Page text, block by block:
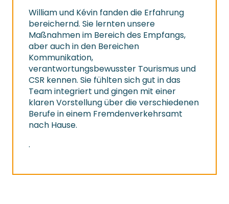
William und Kévin fanden die Erfahrung
bereichernd. Sie lernten unsere
Maßnahmen im Bereich des Empfangs,
aber auch in den Bereichen
Kommunikation,
verantwortungsbewusster Tourismus und
CSR kennen. Sie fühlten sich gut in das
Team integriert und gingen mit einer
klaren Vorstellung über die verschiedenen
Berufe in einem Fremdenverkehrsamt
nach Hause.
.